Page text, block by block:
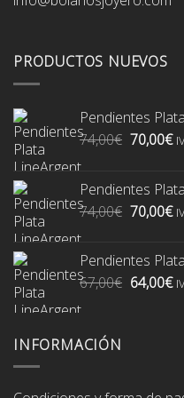
PRODUCTOS NUEVOS
Pendientes
74,00€ El
era:
74,00€.
70,00€El
es:
Pendientes
74,00€ El
era:
74,00€.
70,00€El
es:
Pendientes
67,00€ El
64,00€El
INFORMACIÓN